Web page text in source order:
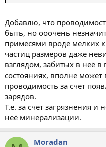
положении
верёвки
4. медленный разряд
заряда, подобно п.2
Нужно учесть ещё, что
нескольких факторов и
десятки раз.
Добавлю, что
быть, но ооочень
примесями вроде мелких
частиц размеров даже
взглядом, забитых в неё
состояниях, вполне может
проводимость за счет
зарядов.
Т.е. за счет загрязнения и
неё минерализации.
Moradan